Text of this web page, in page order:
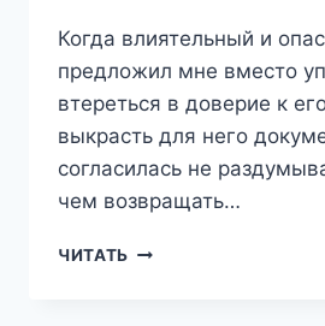
Когда влиятельный и
предложил мне вместо
втереться в доверие к
выкрасть для него
согласилась не
чем возвращать…
ЧИТАТЬ (НЕ)